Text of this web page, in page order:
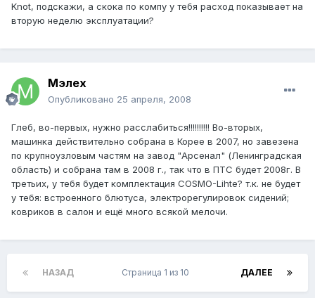
Knot, подскажи, а скока по компу у тебя расход показывает на
вторую неделю эксплуатации?
Мэлех
Опубликовано 25 апреля, 2008
Глеб, во-первых, нужно расслабиться!!!!!!!!!! Во-вторых,
машинка действительно собрана в Корее в 2007, но завезена
по крупноузловым частям на завод "Арсенал" (Ленинградская
область) и собрана там в 2008 г., так что в ПТС будет 2008г. В
третьих, у тебя будет комплектация COSMO-Lihte? т.к. не будет
у тебя: встроенного блютуса, электрорегулировок сидений;
ковриков в салон и ещё много всякой мелочи.
НАЗАД ДАЛЕЕ
Страница 1 из 10